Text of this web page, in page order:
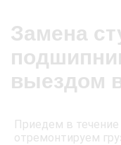
Замена
выездом
Приедем в течение
отремонтируем